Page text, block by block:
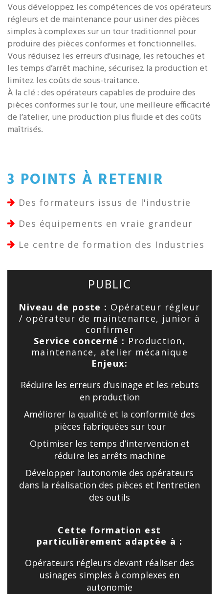
Vous développez les compétences de vos opérateurs
régleurs et de maintenance pour usiner des pièces
simples à complexes sur un tour traditionnel pour
produire des pièces conformes et fonctionnelles.
Vous réduisez les erreurs d’usinage, les retouches et
les temps d’arrêt machine, sécurisez la production et
limitez les coûts de sous-traitance.
À la clé : des opérateurs capables de produire des
pièces conformes sur le tour, une meilleure efficacité
de l’atelier, une production plus fluide et des coûts
maîtrisés.
3 POINTS À RETENIR
Des formateurs issus de l'industrie
Des équipements en vraie grandeur
Le centre de formation des Industries
PUBLIC
Niveau de poste : Opérateur régleur
/ opérateur de maintenance, junior à
confirmer
Service concerné : Production,
maintenance, atelier mécanique
Enjeux:
Réduire les erreurs d’usinage et les rebuts
en production
Améliorer la qualité et la conformité des
pièces fabriquées sur tour
Optimiser les temps d’intervention et
réduire les arrêts machine
Développer l’autonomie des opérateurs
dans la réalisation des pièces et l’entretien
des outils
Cette formation est
particulièrement adaptée à :
Opérateurs régleurs devant réaliser des
usinages simples à complexes en
autonomie